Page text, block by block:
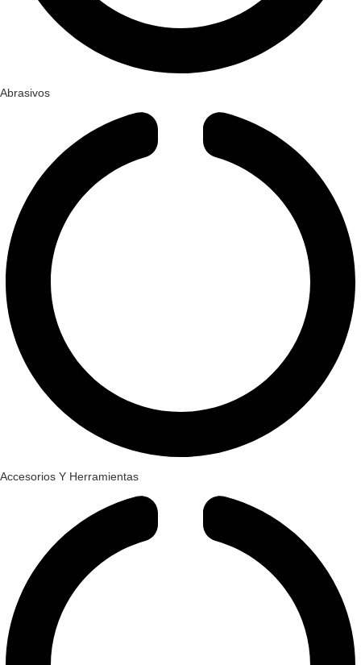
Abrasivos
Accesorios Y Herramientas